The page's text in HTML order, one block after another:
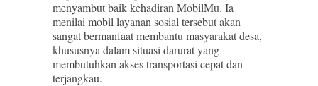
menyambut baik kehadiran MobilMu. Ia
menilai mobil layanan sosial tersebut akan
sangat bermanfaat membantu masyarakat desa,
khususnya dalam situasi darurat yang
membutuhkan akses transportasi cepat dan
terjangkau.